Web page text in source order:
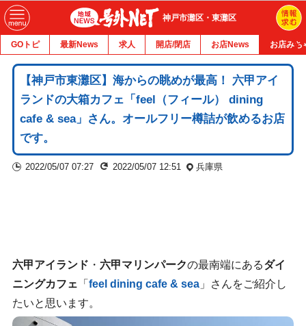
神戸市灘区・東灘区
GOトピ 最新News 求人 開店/閉店 お店News お店みち
【神戸市東灘区】海からの眺めが最高！ 六甲アイ
ランドの大箱カフェ「feel（フィール） dining
cafe & sea」さん。オールフリー樽詰が飲めるお店
です。
2022/05/07 07:27 2022/05/07 12:51 兵庫県
六甲アイランド ・ 六甲マリンパークの最南端にあるダイ
ニングカフェ 「 feel dining cafe & sea」さんをご紹介し
たいと思います。